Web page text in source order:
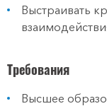
Выстраивать
Требования
Высшее